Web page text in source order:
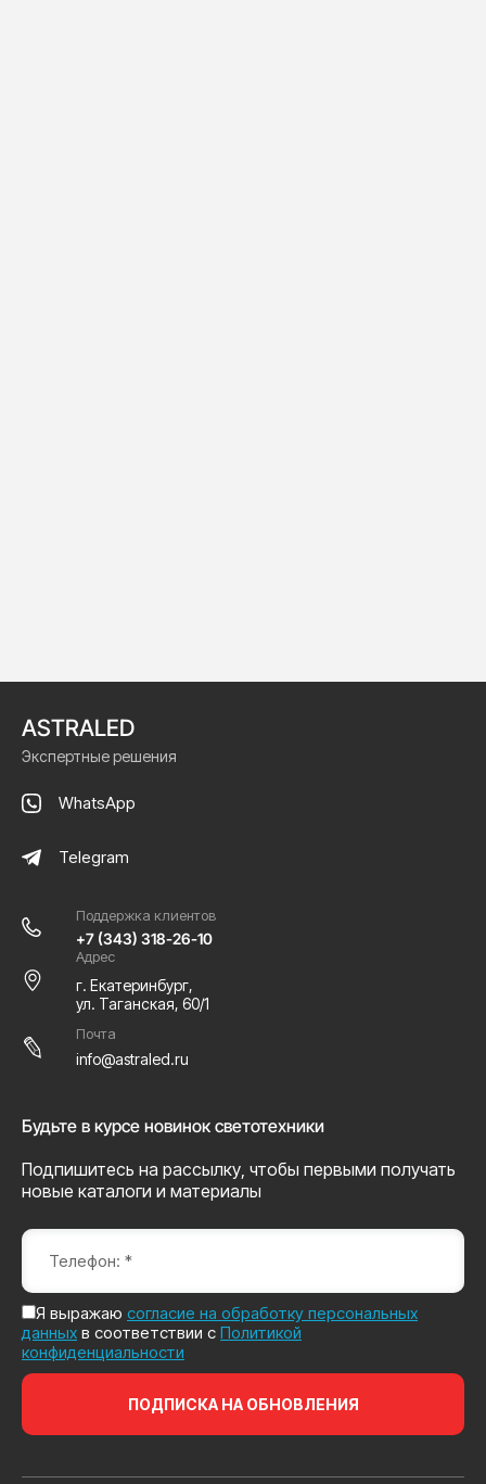
ASTRALED
Экспертные решения
WhatsApp
Telegram
Поддержка клиентов
+7 (343) 318-26-10
Адрес
г. Екатеринбург,
ул. Таганская, 60/1
Почта
info@astraled.ru
Будьте в курсе новинок светотехники
Подпишитесь на рассылку, чтобы первыми получать
новые каталоги и материалы
Я выражаю согласие на обработку персональных
данных в соответствии с Политикой
конфиденциальности
ПОДПИСКА НА ОБНОВЛЕНИЯ